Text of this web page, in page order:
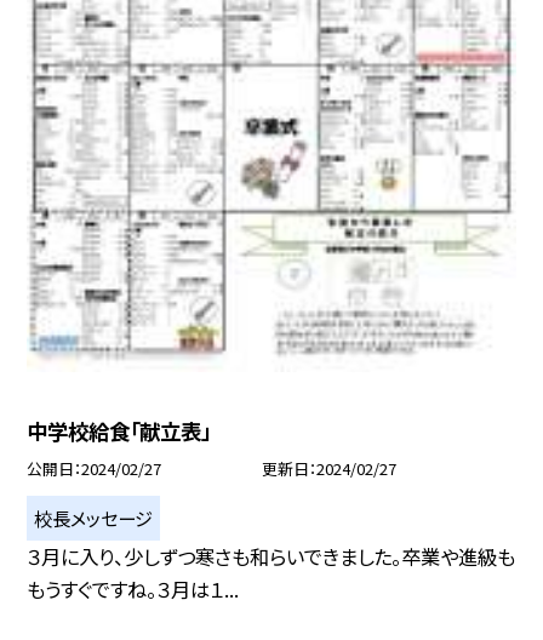
中学校給食「献立表」
公開日 2024/02/27 更新日 2024/02/27
校長メッセージ
３月に入り、少しずつ寒さも和らいできました。卒業や進級も
もうすぐですね。３月は１...